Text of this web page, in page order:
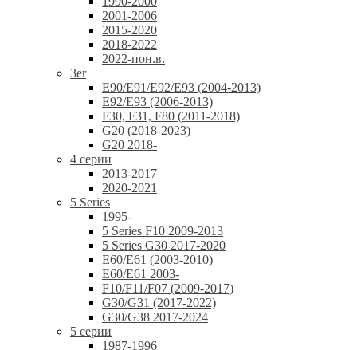
2001-2006
2015-2020
2018-2022
2022-пон.в.
3er
E90/E91/E92/E93 (2004-2013)
E92/E93 (2006-2013)
F30, F31, F80 (2011-2018)
G20 (2018-2023)
G20 2018-
4 серии
2013-2017
2020-2021
5 Series
1995-
5 Series F10 2009-2013
5 Series G30 2017-2020
E60/E61 (2003-2010)
E60/E61 2003-
F10/F11/F07 (2009-2017)
G30/G31 (2017-2022)
G30/G38 2017-2024
5 серии
1987-1996